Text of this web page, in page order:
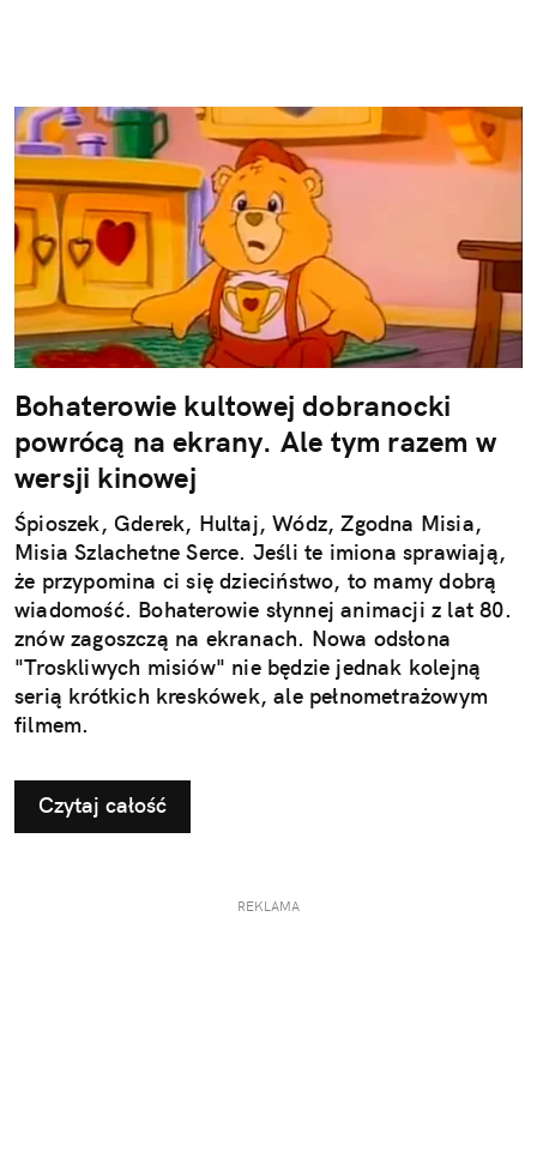
Bohaterowie kultowej dobranocki
powrócą na ekrany. Ale tym razem w
wersji kinowej
Śpioszek, Gderek, Hultaj, Wódz, Zgodna Misia,
Misia Szlachetne Serce. Jeśli te imiona sprawiają,
że przypomina ci się dzieciństwo, to mamy dobrą
wiadomość. Bohaterowie słynnej animacji z lat 80.
znów zagoszczą na ekranach. Nowa odsłona
"Troskliwych misiów" nie będzie jednak kolejną
serią krótkich kreskówek, ale pełnometrażowym
filmem.
Czytaj całość
REKLAMA